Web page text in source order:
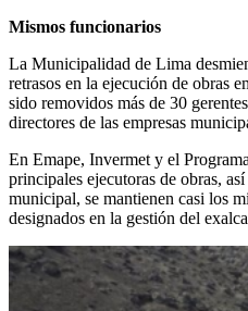
Mismos funcionarios
La Municipalidad de Lima
retrasos en la ejecución de obras
sido removidos más de 30
directores de las empresas
En Emape, Invermet y el
principales ejecutoras de obras,
municipal, se mantienen casi los
designados en la gestión del